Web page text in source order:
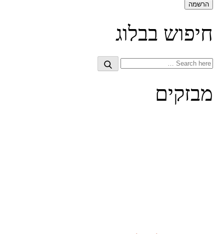
חיפוש בבלוג
Search
Search
מבזקים